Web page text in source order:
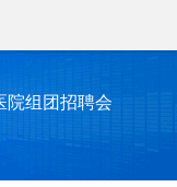
院组团招聘会